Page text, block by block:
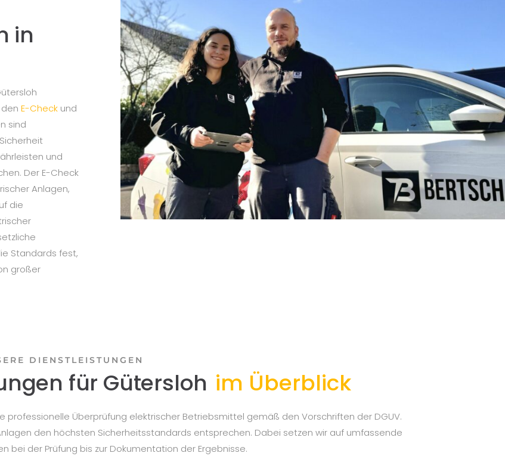
in
E-Checkund
sind
und
Der E-Check
Anlagen,
die
Standards fest,
großer
DIENSTLEISTUNGEN
für Gütersloh im Überblick
professionelle Überprüfung elektrischer Betriebsmittel gemäß den Vorschriften der DGUV.
den höchsten Sicherheitsstandards entsprechen. Dabei setzen wir auf umfassende
bei der Prüfung bis zur Dokumentation der Ergebnisse.